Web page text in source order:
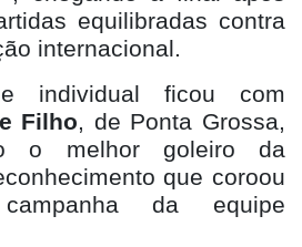
equilibradas contra
internacional.
individual ficou com
Filho, de Ponta Grossa,
o melhor goleiro da
que coroou
da equipe